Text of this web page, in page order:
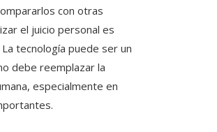
con otras
el juicio personal es
tecnología puede ser un
debe reemplazar la
especialmente en